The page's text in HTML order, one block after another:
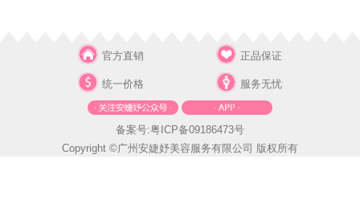
官方直销
统一价格
正品保证
服务无忧
备案号:粤ICP备09186473号
Copyright ©广州安婕妤美容服务有限公司 版权所有